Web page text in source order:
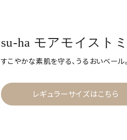
su-ha モアモイスト
すこやかな素肌を守る、うるおいベール。
レギュラーサイズはこちら